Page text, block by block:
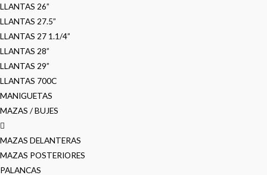
LLANTAS 26”
LLANTAS 27.5”
LLANTAS 27 1.1/4”
LLANTAS 28”
LLANTAS 29”
LLANTAS 700C
MANIGUETAS
MAZAS / BUJES
MAZAS DELANTERAS
MAZAS POSTERIORES
PALANCAS